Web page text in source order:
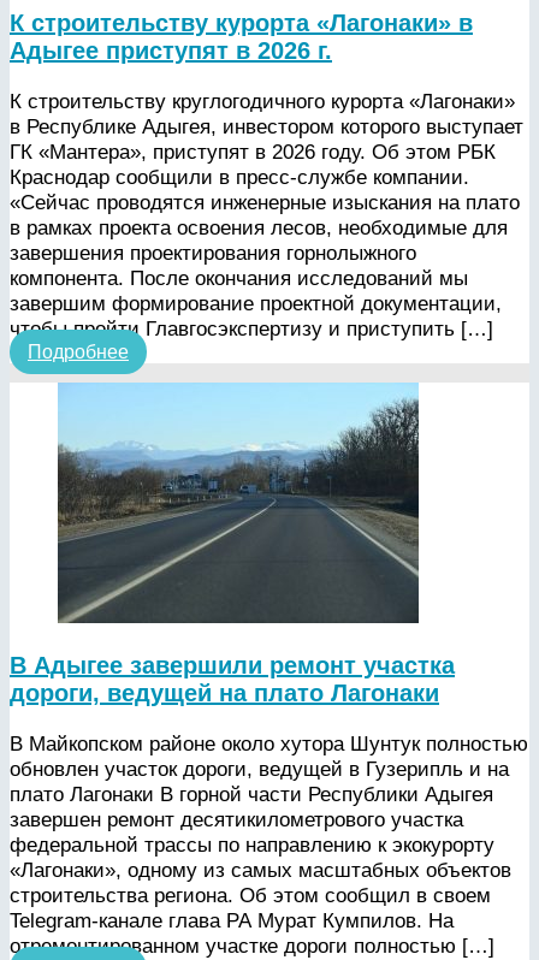
К строительству курорта «Лагонаки» в
Адыгее приступят в 2026 г.
К строительству круглогодичного курорта «Лагонаки»
в Республике Адыгея, инвестором которого выступает
ГК «Мантера», приступят в 2026 году. Об этом РБК
Краснодар сообщили в пресс-службе компании.
«Сейчас проводятся инженерные изыскания на плато
в рамках проекта освоения лесов, необходимые для
завершения проектирования горнолыжного
компонента. После окончания исследований мы
завершим формирование проектной документации,
чтобы пройти Главгосэкспертизу и приступить […]
Подробнее
В Адыгее завершили ремонт участка
дороги, ведущей на плато Лагонаки
В Майкопском районе около хутора Шунтук полностью
обновлен участок дороги, ведущей в Гузерипль и на
плато Лагонаки В горной части Республики Адыгея
завершен ремонт десятикилометрового участка
федеральной трассы по направлению к экокурорту
«Лагонаки», одному из самых масштабных объектов
строительства региона. Об этом сообщил в своем
Telegram-канале глава РА Мурат Кумпилов. На
отремонтированном участке дороги полностью […]